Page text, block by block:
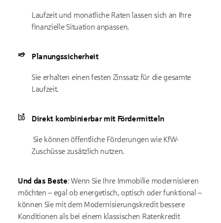
Laufzeit und monatliche Raten lassen sich an Ihre
finanzielle Situation anpassen.
Planungssicherheit
Sie erhalten einen festen Zinssatz für die gesamte
Laufzeit.
Direkt kombinierbar mit Fördermitteln
Sie können öffentliche Förderungen wie KfW-
Zuschüsse zusätzlich nutzen.
Und das Beste: Wenn Sie Ihre Immobilie modernisieren
möchten – egal ob energetisch, optisch oder funktional –
können Sie mit dem Modernisierungskredit bessere
Konditionen als bei einem klassischen Ratenkredit